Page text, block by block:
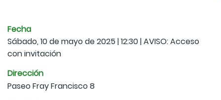
Fecha
Sábado, 10 de mayo de 2025 | 12:30 | AVISO: Acceso
con invitación
Dirección
Paseo Fray Francisco 8